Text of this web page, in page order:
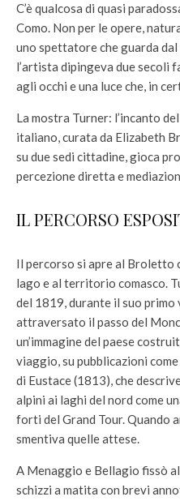
C’è qualcosa di quasi
Como. Non per le opere,
uno spettatore che guarda
l’artista dipingeva due secoli
agli occhi e una luce che, in
La mostra Turner: l’incanto
italiano, curata da Elizabeth
su due sedi cittadine, gioca
percezione diretta e
IL PERCORSO
Il percorso si apre al Broletto
lago e al territorio comasco.
del 1819, durante il suo
attraversato il passo del
un’immagine del paese
viaggio, su pubblicazioni
di Eustace (1813), che
alpini ai laghi del nord come
forti del Grand Tour. Quando
smentiva quelle attese.
A Menaggio e Bellagio fissò
schizzi a matita con brevi